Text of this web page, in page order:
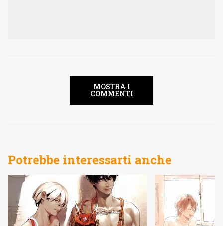
MOSTRA I
COMMENTI
Potrebbe interessarti anche